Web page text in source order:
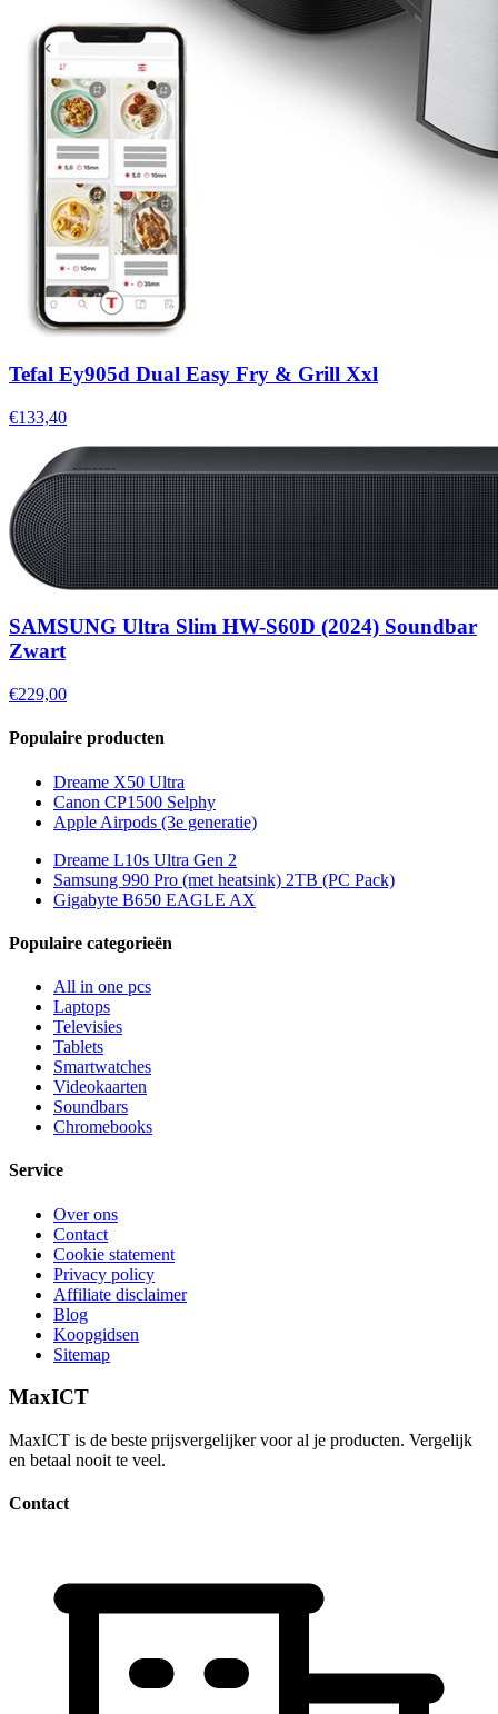
Tefal Ey905d Dual Easy Fry & Grill Xxl
€133,40
SAMSUNG Ultra Slim HW-S60D (2024) Soundbar
Zwart
€229,00
Populaire producten
Dreame X50 Ultra
Canon CP1500 Selphy
Apple Airpods (3e generatie)
Dreame L10s Ultra Gen 2
Samsung 990 Pro (met heatsink) 2TB (PC Pack)
Gigabyte B650 EAGLE AX
Populaire categorieën
All in one pcs
Laptops
Televisies
Tablets
Smartwatches
Videokaarten
Soundbars
Chromebooks
Service
Over ons
Contact
Cookie statement
Privacy policy
Affiliate disclaimer
Blog
Koopgidsen
Sitemap
MaxICT
MaxICT is de beste prijsvergelijker voor al je producten. Vergelijk
en betaal nooit te veel.
Contact